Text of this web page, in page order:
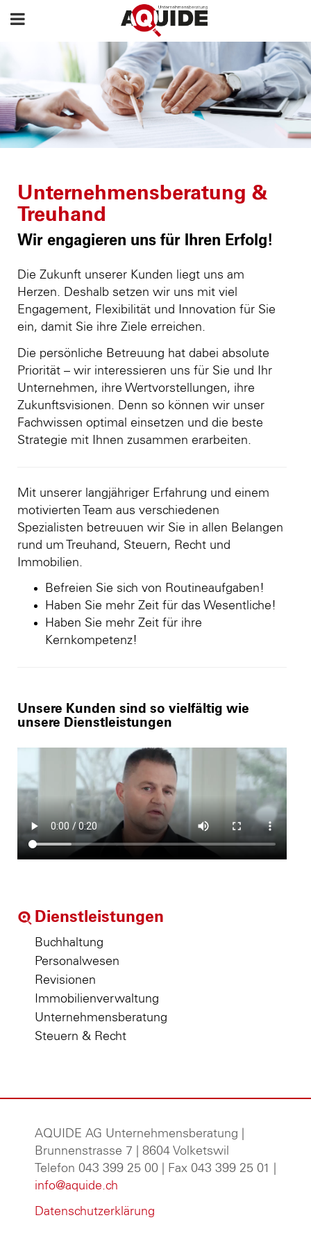
Unternehmensberatung &
Treuhand
Wir engagieren uns für Ihren Erfolg!
Die Zukunft unserer Kunden liegt uns am
Herzen. Deshalb setzen wir uns mit viel
Engagement, Flexibilität und Innovation für Sie
ein, damit Sie ihre Ziele erreichen.
Die persönliche Betreuung hat dabei absolute
Priorität – wir interessieren uns für Sie und Ihr
Unternehmen, ihre Wertvorstellungen, ihre
Zukunftsvisionen. Denn so können wir unser
Fachwissen optimal einsetzen und die beste
Strategie mit Ihnen zusammen erarbeiten.
Mit unserer langjähriger Erfahrung und einem
motivierten Team aus verschiedenen
Spezialisten betreuuen wir Sie in allen Belangen
rund um Treuhand, Steuern, Recht und
Immobilien.
Befreien Sie sich von Routineaufgaben!
Haben Sie mehr Zeit für das Wesentliche!
Haben Sie mehr Zeit für ihre
Kernkompetenz!
Unsere Kunden sind so vielfältig wie
unsere Dienstleistungen
Dienstleistungen
Buchhaltung
Personalwesen
Revisionen
Immobilienverwaltung
Unternehmensberatung
Steuern & Recht
AQUIDE AG Unternehmensberatung
Brunnenstrasse 7 | 8604 Volketswil
Telefon 043 399 25 00 | Fax 043 399 25 01 |
info@aquide.ch
Datenschutzerklärung